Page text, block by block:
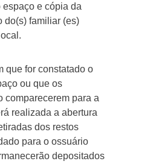
e cópia da
do(s) familiar (es)
que for constatado o
ou que os
comparecerem para a
realizada a abertura
dos restos
para o ossuário
depositados